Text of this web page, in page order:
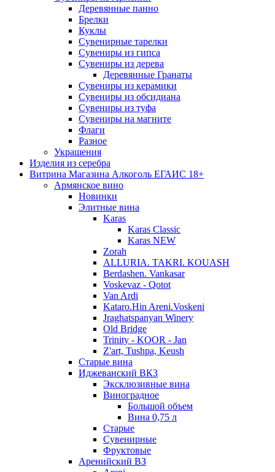
Деревянные панно
Брелки
Куклы
Сувенирные тарелки
Сувениры из гипса
Сувениры из дерева
Деревянные Гранаты
Сувениры из керамики
Сувениры из обсидиана
Сувениры из туфа
Сувениры на магните
Флаги
Разное
Украшения
Изделия из серебра
Витрина Магазина Алкоголь ЕГАИС 18+
Армянское вино
Новинки
Элитные вина
Karas
Karas Classic
Karas NEW
Zorah
ALLURIA. TAKRI. KOUASH
Berdashen. Vankasar
Voskevaz - Qotot
Van Ardi
Kataro.Hin Areni.Voskeni
Jraghatspanyan Winery
Old Bridge
Trinity - KOOR - Jan
Z'art, Tushpa, Keush
Старые вина
Иджеванский ВК3
Эксклюзивные вина
Виноградное
Большой объем
Вина 0,75 л
Старые
Сувенирные
Фруктовые
Аренийский ВЗ